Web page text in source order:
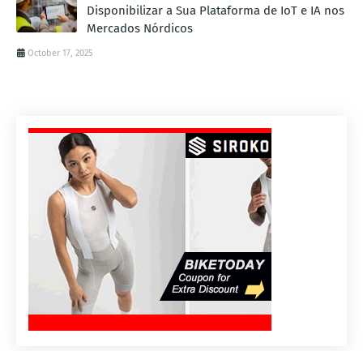
Disponibilizar a Sua Plataforma de IoT e IA nos
Mercados Nórdicos
October 17, 2025